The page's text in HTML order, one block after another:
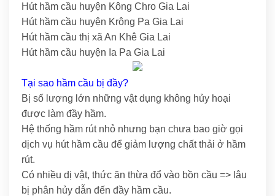
Hút hầm cầu huyện Kông Chro Gia Lai
Hút hầm cầu huyện Krông Pa Gia Lai
Hút hầm cầu thị xã An Khê Gia Lai
Hút hầm cầu huyện Ia Pa Gia Lai
Tại sao hầm cầu bị đầy?
Bị số lượng lớn những vật dụng không hủy hoại
được làm đầy hầm.
Hệ thống hầm rút nhỏ nhưng bạn chưa bao giờ gọi
dịch vụ hút hầm cầu để giảm lượng chất thải ở hầm
rút.
Có nhiều dị vật, thức ăn thừa đổ vào bồn cầu => lâu
bị phân hủy dẫn đến đầy hầm cầu.